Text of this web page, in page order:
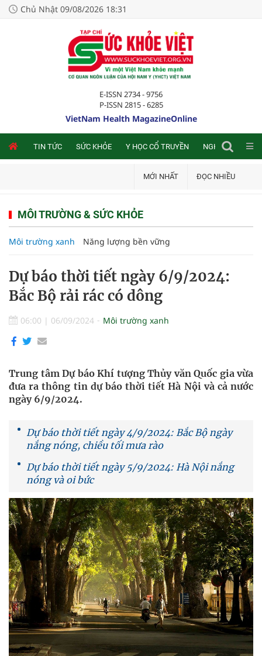
Chủ Nhật 09/08/2026 18:31
E-ISSN 2734 - 9756
P-ISSN 2815 - 6285
VietNam Health MagazineOnline
TIN TỨC SỨC KHỎE Y HỌC CỔ TRUYỀN NGHIÊN CỨU
MỚI NHẤT ĐỌC NHIỀU
MÔI TRƯỜNG & SỨC KHỎE
Môi trường xanh Năng lượng bền vững
Dự báo thời tiết ngày 6/9/2024:
Bắc Bộ rải rác có dông
06:00 | 06/09/2024 Môi trường xanh
Trung tâm Dự báo Khí tượng Thủy văn Quốc gia vừa
đưa ra thông tin dự báo thời tiết Hà Nội và cả nước
ngày 6/9/2024.
Dự báo thời tiết ngày 4/9/2024: Bắc Bộ ngày
nắng nóng, chiều tối mưa rào
Dự báo thời tiết ngày 5/9/2024: Hà Nội nắng
nóng và oi bức